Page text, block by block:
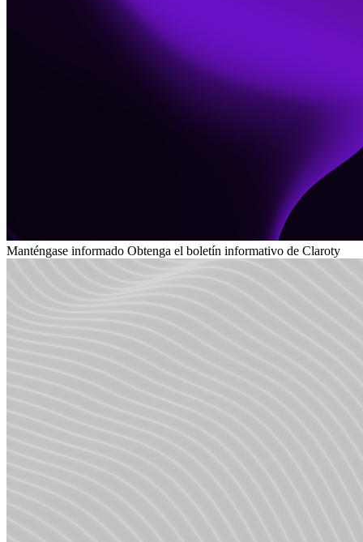
Manténgase informado Obtenga el boletín informativo de Claroty